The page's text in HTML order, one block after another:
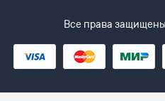
Все права